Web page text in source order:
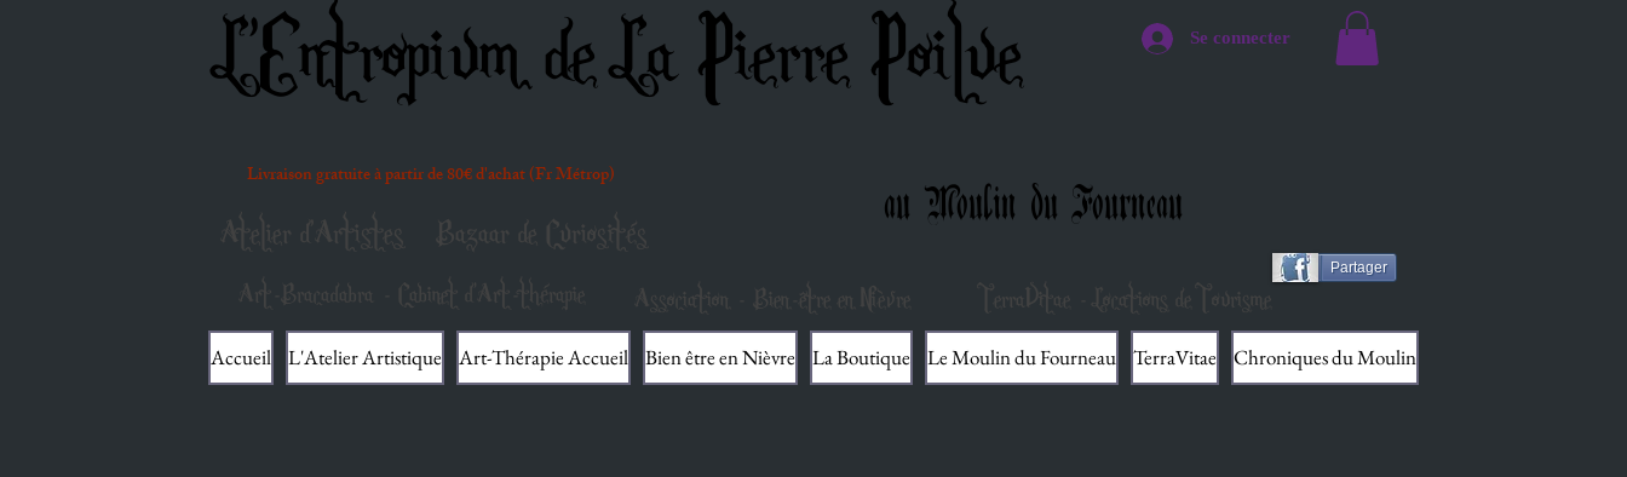
L'Entropium de La Pierre Poilue Se connecter
Livraison gratuite à partir de 80€ d'achat (Fr Métrop)
Atelier d'Artistes Bazaar de Curiosités au Moulin du Fourneau
Art-Bracadabra - Cabinet d'Art-thérapie Association - Bien-être en Nièvre
Partager
TerraVitae - Locations de Tourisme
Accueil L'Atelier Artistique Art-Thérapie Accueil Bien être en Nièvre La Boutique Le Moulin du Fourneau TerraVitae Chroniques du Moulin